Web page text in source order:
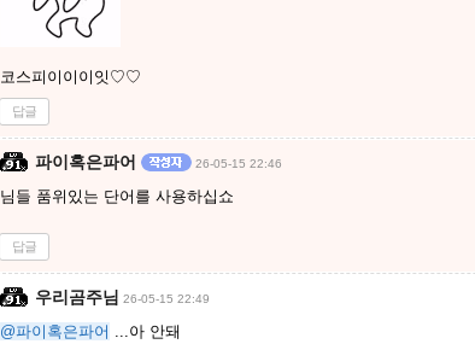
코스피이이이잇♡♡
답글
파이혹은파어 26-05-15 22:46
님들 품위있는 단어를 사용하십쇼
답글
우리곰주님 26-05-15 22:49
@파이혹은파어 ...아 안돼